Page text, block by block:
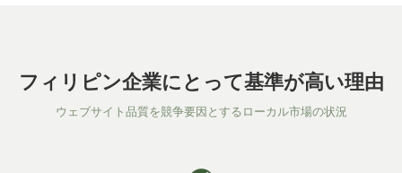
フィリピン企業にとって基準が高い理由
ウェブサイト品質を競争要因とするローカル市場の状況